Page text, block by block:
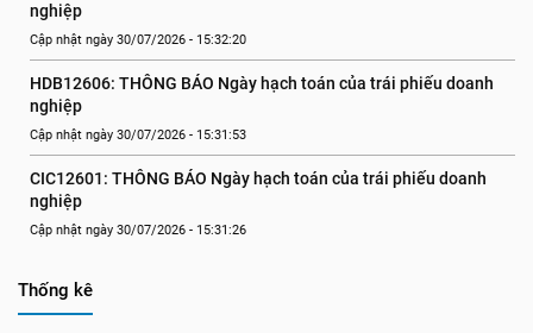
nghiệp
Cập nhật ngày 30/07/2026 - 15:32:20
HDB12606: THÔNG BÁO Ngày hạch toán của trái phiếu doanh
nghiệp
Cập nhật ngày 30/07/2026 - 15:31:53
CIC12601: THÔNG BÁO Ngày hạch toán của trái phiếu doanh
nghiệp
Cập nhật ngày 30/07/2026 - 15:31:26
Thống kê